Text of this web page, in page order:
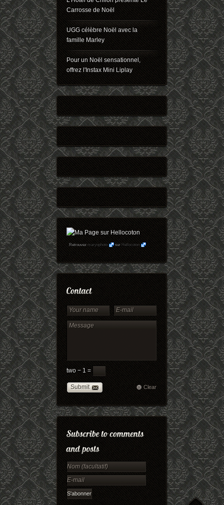
Carrosse de Noël
UGG célèbre Noël avec la
famille Marley
Pour un Noël sensationnel,
offrez l'Instax Mini Liplay
Retrouvezmaryophoto surHellocoton
two − 1 =
Submit Clear